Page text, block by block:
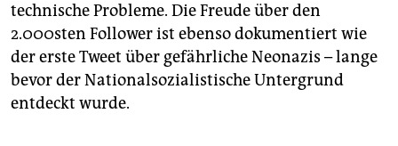
technische Probleme. Die Freude über den
2.000sten Follower ist ebenso dokumentiert wie
der erste Tweet über gefährliche Neonazis – lange
bevor der Nationalsozialistische Untergrund
entdeckt wurde.